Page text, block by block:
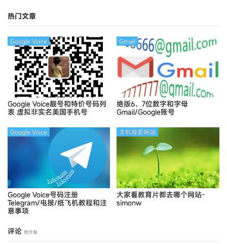
热门文章
Google Voice靓号和特价号码列
表 虚拟非实名美国手机号
Google Voice
绝版6、7位数字和字母
Gmail/Google账号
Gmail
Google Voice号码注册
Telegram/电报/纸飞机教程和注
意事项
Google Voice
大家看教育片都去哪个网站-
simonw
主机域名网站
评论 抢沙发